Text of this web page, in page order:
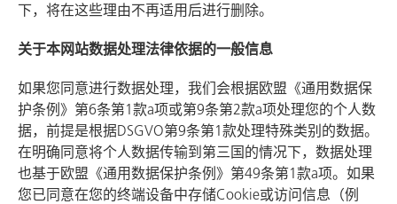
下，将在这些理由不再适用后进行删除。
关于本网站数据处理法律依据的一般信息
如果您同意进行数据处理，我们会根据欧盟《通用数据保
护条例》第6条第1款a项或第9条第2款a项处理您的个人数
据，前提是根据DSGVO第9条第1款处理特殊类别的数据。
在明确同意将个人数据传输到第三国的情况下，数据处理
也基于欧盟《通用数据保护条例》第49条第1款a项。如果
您已同意在您的终端设备中存储Cookie或访问信息（例